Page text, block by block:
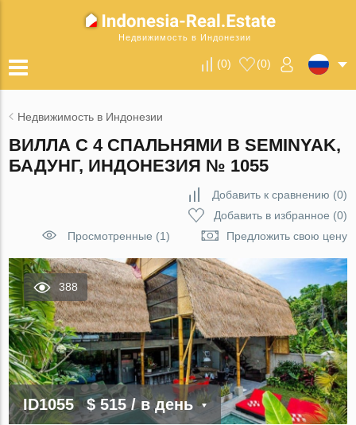
Недвижимость в Индонезии
(0) (0)
Недвижимость в Индонезии
ВИЛЛА С 4 СПАЛЬНЯМИ В SEMINYAK,
БАДУНГ, ИНДОНЕЗИЯ № 1055
Добавить к сравнению (0)
Добавить в избранное (0)
Просмотренные (1)
Предложить свою цену
388
ID1055 $ 515/ в день